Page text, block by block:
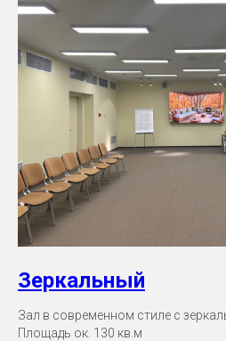
Зеркальный
Зал в современном стиле с
Площадь ок. 130 кв.м